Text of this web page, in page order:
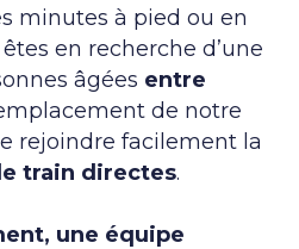
minutes à pied ou en
en recherche d’une
âgées entre
de notre
rejoindre facilement la
train directes.
une équipe